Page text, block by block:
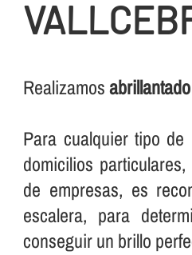
Realizamos
Para cualquier tipo
domicilios
de empresas, es
escalera, para
conseguir un brillo